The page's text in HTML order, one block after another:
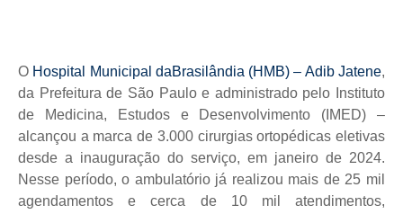
O Hospital Municipal daBrasilândia (HMB) – Adib Jatene,
da Prefeitura de São Paulo e administrado pelo Instituto
de Medicina, Estudos e Desenvolvimento (IMED) –
alcançou a marca de 3.000 cirurgias ortopédicas eletivas
desde a inauguração do serviço, em janeiro de 2024.
Nesse período, o ambulatório já realizou mais de 25 mil
agendamentos e cerca de 10 mil atendimentos,